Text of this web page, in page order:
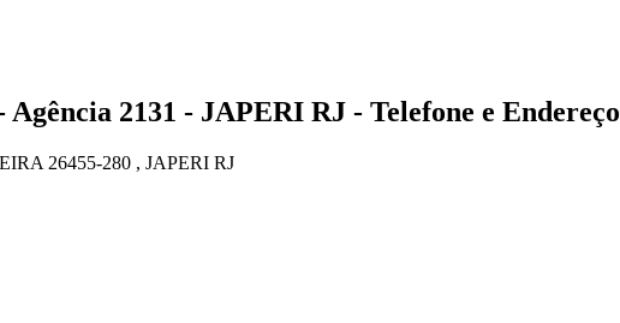
2131 - JAPERI RJ - Telefone e Endereço
26455-280 , JAPERI RJ